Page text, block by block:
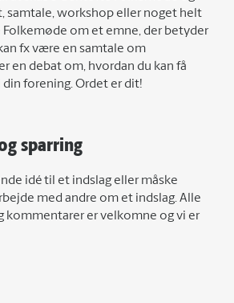
samtale, workshop eller noget helt
om et emne, der betyder
fx være en samtale om
en debat om, hvordan du kan få
forening. Ordet er dit!
sparring
idé til et indslag eller måske
med andre om et indslag. Alle
kommentarer er velkomne og vi er